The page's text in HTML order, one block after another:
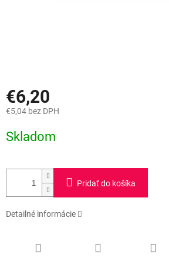
€6,20
€5,04 bez DPH
cena:
Skladom
Pridať do košíka
Detailné informácie